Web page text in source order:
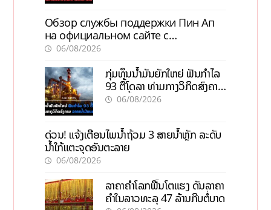
Обзор службы поддержки Пин Ап
на официальном сайте с
актуальной информацией
06/08/2026
ກຸ່ມທຶນນ້ຳມັນຍັກໃຫຍ່ ຟັນກຳໄລ
93 ຕື້ໂດລາ ທ່າມກາງວິກິດສົງຄາມ
ລາຄານໍ້າມັນແພງ
06/08/2026
ດ່ວນ! ແຈ້ງເຕືອນໄພນໍ້າຖ້ວມ 3 ສາຍນໍ້າຫຼັກ ລະດັບ
ນໍ້າໃກ້ແຕະຈຸດອັນຕະລາຍ
06/08/2026
ລາຄາຄຳໂລກຟື້ນໂຕແຮງ ດັນລາຄາ
ຄຳໃນລາວທະລຸ 47 ລ້ານກີບຕໍ່ບາດ